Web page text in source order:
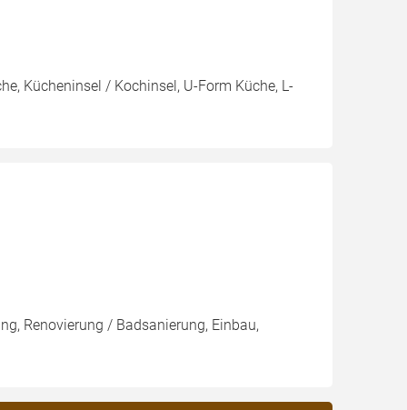
Kücheninsel / Kochinsel, U-Form Küche, L-
Renovierung / Badsanierung, Einbau,